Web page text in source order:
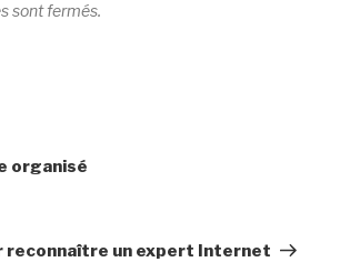
sont fermés.
organisé
reconnaître un expert Internet